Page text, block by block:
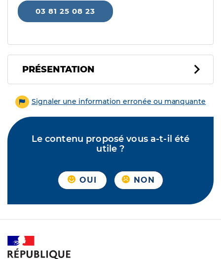
03 81 25 08 23
PRÉSENTATION
Signaler une information erronée ou manquante
Le contenu proposé vous a-t-il été
utile ?
OUI NON